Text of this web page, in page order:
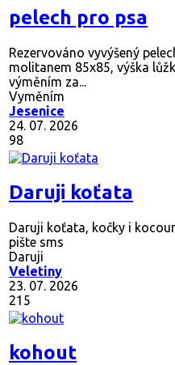
pelech pro psa
Rezervováno vyvýšený
molitanem 85x85, výška
výměním za...
Vyměním
Jesenice
24. 07. 2026
98
Daruji koťata
Daruji koťata, kočky i
pište sms
Daruji
Veletiny
23. 07. 2026
215
kohout